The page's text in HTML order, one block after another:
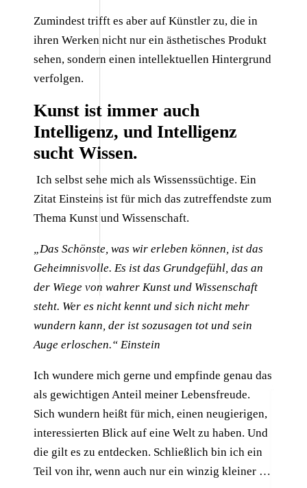
Zumindest trifft es aber auf Künstler zu, die in
ihren Werken nicht nur ein ästhetisches Produkt
sehen, sondern einen intellektuellen Hintergrund
verfolgen.
Kunst ist immer auch
Intelligenz, und Intelligenz
sucht Wissen.
Ich selbst sehe mich als Wissenssüchtige. Ein
Zitat Einsteins ist für mich das zutreffendste zum
Thema Kunst und Wissenschaft.
„Das Schönste, was wir erleben können, ist das
Geheimnisvolle. Es ist das Grundgefühl, das an
der Wiege von wahrer Kunst und Wissenschaft
steht. Wer es nicht kennt und sich nicht mehr
wundern kann, der ist sozusagen tot und sein
Auge erloschen.“ Einstein
Ich wundere mich gerne und empfinde genau das
als gewichtigen Anteil meiner Lebensfreude.
Sich wundern heißt für mich, einen neugierigen,
interessierten Blick auf eine Welt zu haben. Und
die gilt es zu entdecken. Schließlich bin ich ein
Teil von ihr, wenn auch nur ein winzig kleiner …